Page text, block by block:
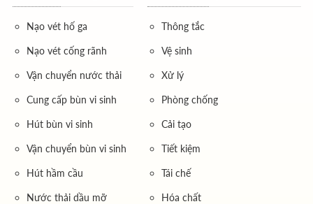
Nạo vét hố ga
Nạo vét cống rãnh
Vận chuyển nước thải
Cung cấp bùn vi sinh
Hút bùn vi sinh
Vận chuyển bùn vi sinh
Hút hầm cầu
Nước thải dầu mỡ
Thông tắc
Vệ sinh
Xử lý
Phòng chống
Cải tạo
Tiết kiệm
Tái chế
Hóa chất